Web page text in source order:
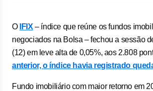
O IFIX – índice que reúne os fundos
negociados na Bolsa – fechou a sessão
(12) em leve alta de 0,05%, aos 2.808
anterior, o índice havia registrado
Fundo imobiliário com maior retorno em